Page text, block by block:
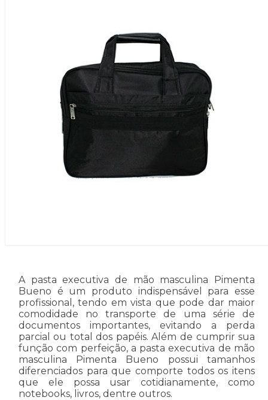
A pasta executiva de mão masculina Pimenta
Bueno é um produto indispensável para esse
profissional, tendo em vista que pode dar maior
comodidade no transporte de uma série de
documentos importantes, evitando a perda
parcial ou total dos papéis. Além de cumprir sua
função com perfeição, a pasta executiva de mão
masculina Pimenta Bueno possui tamanhos
diferenciados para que comporte todos os itens
que ele possa usar cotidianamente, como
notebooks, livros, dentre outros.